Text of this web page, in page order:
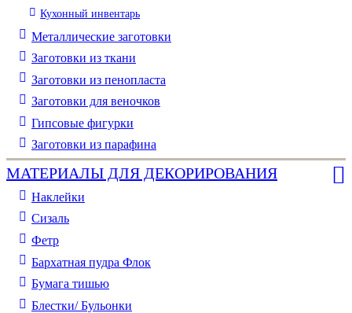
Кухонный инвентарь
Металлические заготовки
Заготовки из ткани
Заготовки из пенопласта
Заготовки для веночков
Гипсовые фигурки
Заготовки из парафина
МАТЕРИАЛЫ ДЛЯ ДЕКОРИРОВАНИЯ
Наклейки
Сизаль
Фетр
Бархатная пудра Флок
Бумага тишью
Блестки/ Бульонки